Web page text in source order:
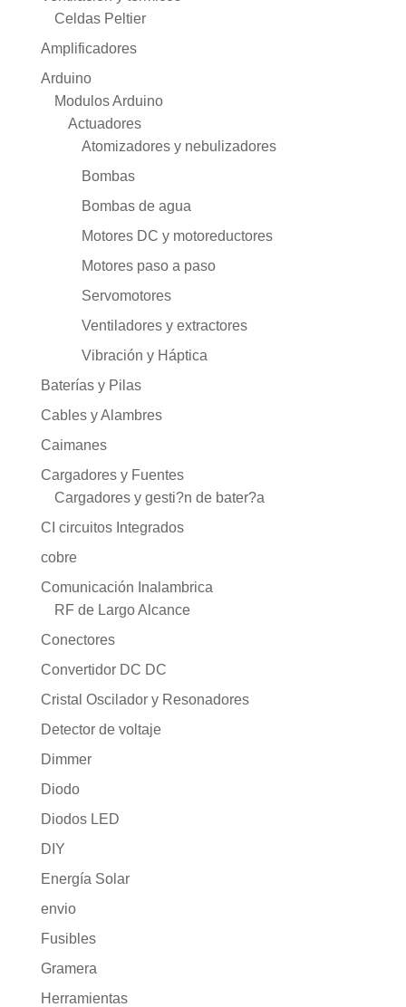
Celdas Peltier
Amplificadores
Arduino
Modulos Arduino
Actuadores
Atomizadores y nebulizadores
Bombas
Bombas de agua
Motores DC y motoreductores
Motores paso a paso
Servomotores
Ventiladores y extractores
Vibración y Háptica
Baterías y Pilas
Cables y Alambres
Caimanes
Cargadores y Fuentes
Cargadores y gesti?n de bater?a
CI circuitos Integrados
cobre
Comunicación Inalambrica
RF de Largo Alcance
Conectores
Convertidor DC DC
Cristal Oscilador y Resonadores
Detector de voltaje
Dimmer
Diodo
Diodos LED
DIY
Energía Solar
envio
Fusibles
Gramera
Herramientas